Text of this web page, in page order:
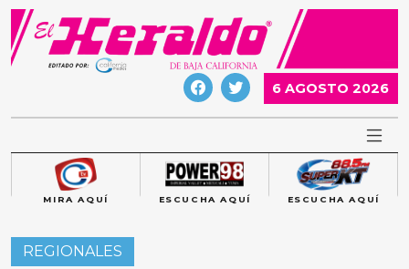
Skip
content
6 AGOSTO 2026
MIRA AQUÍ ESCUCHA AQUÍ ESCUCHA AQUÍ
REGIONALES